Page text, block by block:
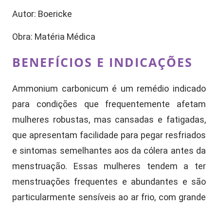
Autor: Boericke
Obra: Matéria Médica
BENEFÍCIOS E INDICAÇÕES
Ammonium carbonicum é um remédio indicado
para condições que frequentemente afetam
mulheres robustas, mas cansadas e fatigadas,
que apresentam facilidade para pegar resfriados
e sintomas semelhantes aos da cólera antes da
menstruação. Essas mulheres tendem a ter
menstruações frequentes e abundantes e são
particularmente sensíveis ao ar frio, com grande